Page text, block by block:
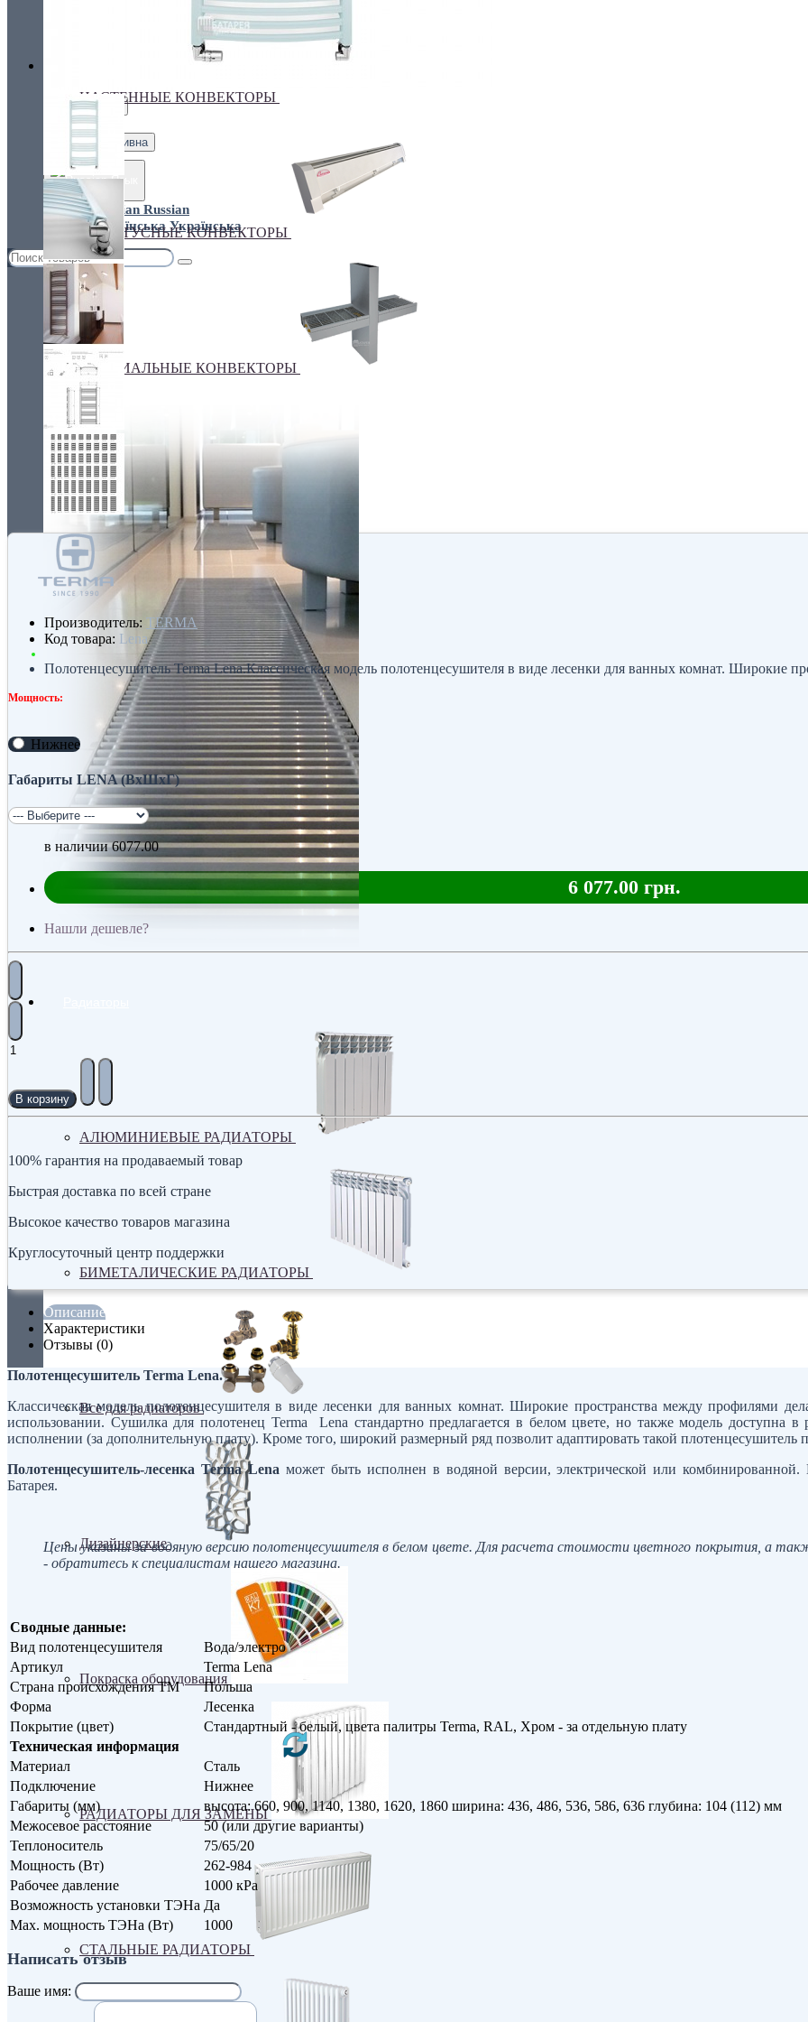
Украина, г.Киев. ул. Кирилловская,160А
€ Euro
грн. Гривна
Язык
Russian
Українська
НАСТЕННЫЕ КОНВЕКТОРЫ
ПЛИНТУСНЫЕ КОНВЕКТОРЫ
СПЕЦИАЛЬНЫЕ КОНВЕКТОРЫ
АЛЮМИНИЕВЫЕ РАДИАТОРЫ
БИМЕТАЛИЧЕСКИЕ РАДИАТОРЫ
Все для радиаторов
Дизайнерские
Покраска оборудования
РАДИАТОРЫ ДЛЯ ЗАМЕНЫ
СТАЛЬНЫЕ РАДИАТОРЫ
Производитель: TERMA
Код товара: Lena
Полотенцесушитель Terma Lena.Классическая модель полотенцесушителя в виде лесенки для ванных комнат. Широкие
Мощность:
Нижнее
Габариты LENA (ВхШхГ)
в наличии6077.00
6 077.00 грн.
Нашли дешевле?
В корзину
100% гарантия на продаваемый товар
Быстрая доставка по всей стране
Высокое качество товаров магазина
Круглосуточный центр поддержки
Описание
Характеристики
Отзывы (0)
Полотенцесушитель Terma Lena.
Классическая модель полотенцесушителя в виде лесенки для ванных комнат. Широкие пространства между профилями
использовании. Сушилка для полотенец Terma Lena стандартно предлагается в белом цвете, но также модель доступна
исполнении (за дополнительную плату). Кроме того, широкий размерный ряд позволит адаптировать такой
Полотенцесушитель-лесенка Terma Lena может быть исполнен в водяной версии, электрической или
Батарея.
Цены указаны за водяную версию полотенцесушителя в белом цвете. Для расчета стоимости цветного покрытия, а
- обратитесь к специалистам нашего магазина.
Сводные данные:
Вид полотенцесушителя
Вода/электро
Артикул
Terma Lena
Страна происхождения ТМ
Польша
Форма
Лесенка
Покрытие (цвет)
Стандартный - белый, цвета палитры Terma, RAL, Хром - за отдельную плату
Техническая информация
Материал
Сталь
Подключение
Нижнее
Габариты (мм)
высота: 660, 900, 1140, 1380, 1620, 1860 ширина: 436, 486, 536, 586, 636 глубина: 104 (112) мм
Межосевое расстояние
50 (или другие варианты)
Теплоноситель
75/65/20
Мощность (Вт)
262-984
Рабочее давление
1000 кРа
Возможность установки ТЭНа Да
Max. мощность ТЭНа (Вт)
1000
Написать отзыв
Ваше имя: